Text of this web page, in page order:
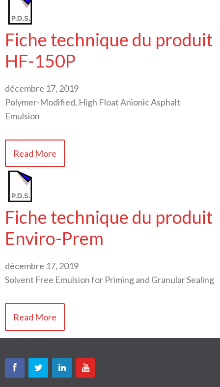
Fiche technique du produit
HF-150P
décembre 17, 2019
Polymer-Modified, High Float Anionic Asphalt
Emulsion
Read More
Fiche technique du produit
Enviro-Prem
décembre 17, 2019
Solvent Free Emulsion for Priming and Granular Sealing
Read More